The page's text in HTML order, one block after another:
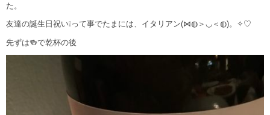
た。
友達の誕生日祝い❕って事でたまには、イタリアン(⋈◍＞◡＜◍)。✧♡
先ずは🍻で乾杯の後